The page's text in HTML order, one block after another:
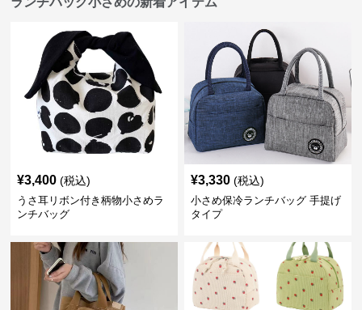
¥3,400 (税込)
うさ耳リボン付き柄物小さめラ
ンチバッグ
¥3,330 (税込)
小さめ保冷ランチバッグ 手提げ
タイプ